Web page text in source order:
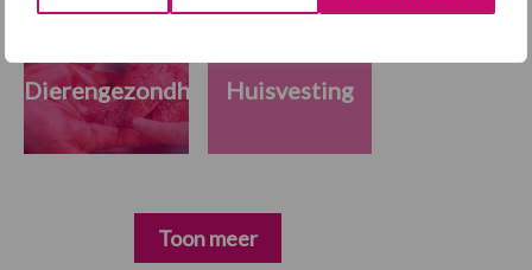
Dierengezondheid Huisvesting
Toon meer